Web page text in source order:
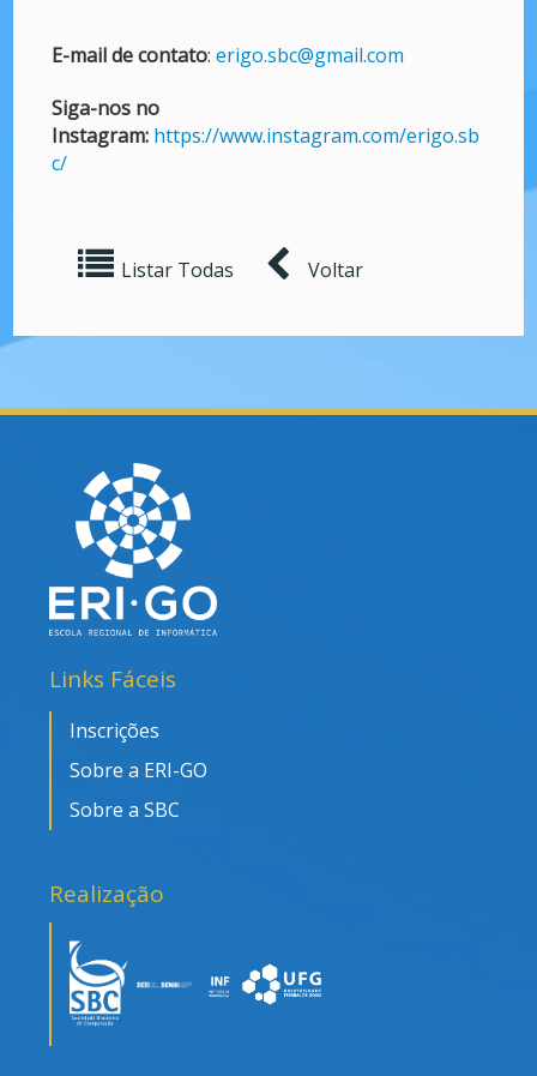
E-mail de contato:erigo.sbc@gmail.com
Siga-nos no
Instagram: https://www.instagram.com/erigo.sb
c/
Listar Todas Voltar
Links Fáceis
Inscrições
Sobre a ERI-GO
Sobre a SBC
Realização